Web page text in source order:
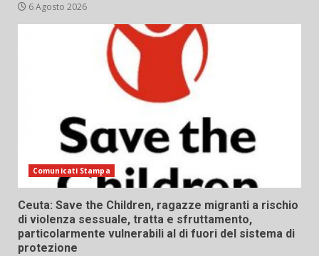
6 Agosto 2026
Comunicati Stampa
Ceuta: Save the Children, ragazze migranti a rischio
di violenza sessuale, tratta e sfruttamento,
particolarmente vulnerabili al di fuori del sistema di
protezione